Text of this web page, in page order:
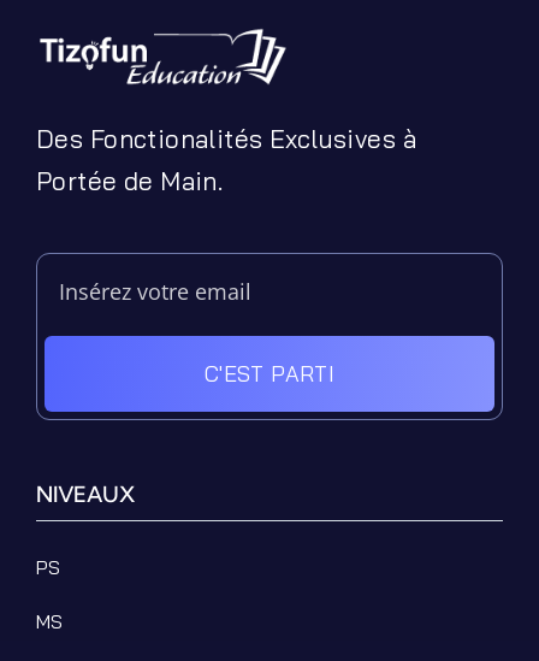
Des Fonctionalités Exclusives à
Portée de Main.
C'EST PARTI
NIVEAUX
PS
MS
Ressources PDF
Niveaux Scolaires
Taxonomies
Articles de Blog